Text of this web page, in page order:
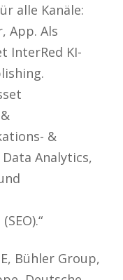
alle Kanäle:
App. Als
InterRed KI-
&
Analytics,
Bühler Group,